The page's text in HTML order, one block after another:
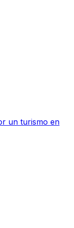
un turismo en